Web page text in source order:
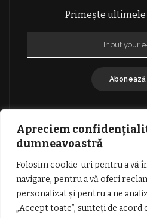
Apreciem
dumneavoastră
Folosim cookie-uri pentru a vă
navigare, pentru a vă oferi
personalizat și pentru a ne
„Accept toate”, sunteți de
Primește
TERMENI SI
INFORMATII DESPRE